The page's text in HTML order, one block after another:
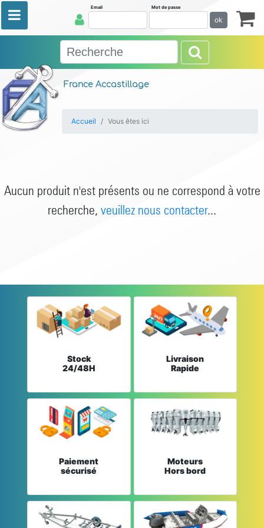
France Accastillage
Email Mot de passe
ok
Accueil Vous êtes ici
Aucun produit n'est présents ou ne correspond à votre
recherche, veuillez nous contacter...
Stock
24/48H
Livraison
Rapide
Paiement
sécurisé
Moteurs
Hors bord